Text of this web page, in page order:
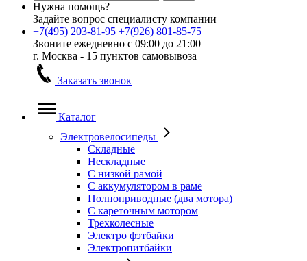
Нужна помощь?
Задайте вопрос специалисту компании
+7(495) 203-81-95 +7(926) 801-85-75
Звоните ежедневно с 09:00 до 21:00
г. Москва - 15 пунктов самовывоза
Заказать звонок
Каталог
Электровелосипеды
Складные
Нескладные
С низкой рамой
С аккумулятором в раме
Полноприводные (два мотора)
С кареточным мотором
Трехколесные
Электро фэтбайки
Электропитбайки